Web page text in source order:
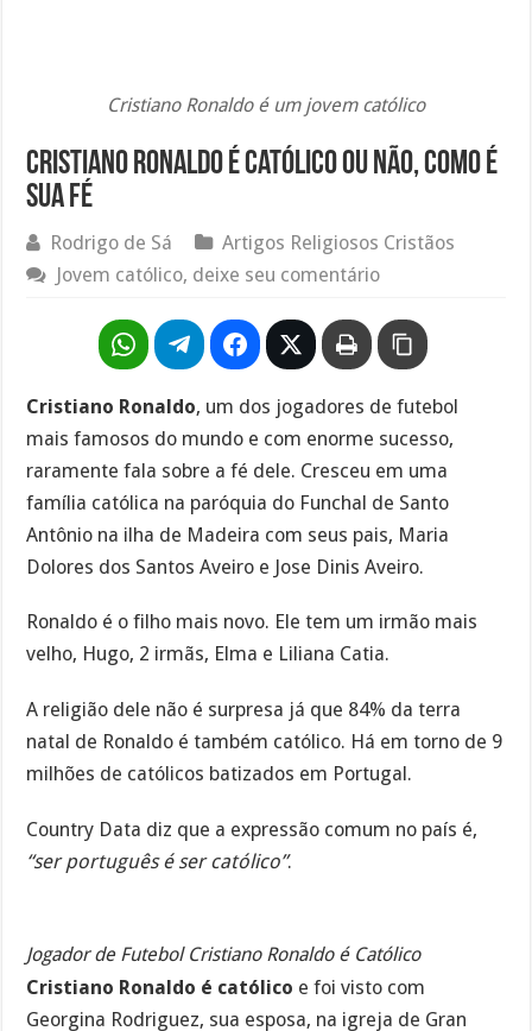
Cristiano Ronaldo é um jovem católico
Cristiano Ronaldo é católico ou não, como é
sua fé
Rodrigo de Sá
Artigos Religiosos Cristãos
Jovem católico, deixe seu comentário
Cristiano Ronaldo, um dos jogadores de futebol
mais famosos do mundo e com enorme sucesso,
raramente fala sobre a fé dele. Cresceu em uma
família católica na paróquia do Funchal de Santo
Antônio na ilha de Madeira com seus pais, Maria
Dolores dos Santos Aveiro e Jose Dinis Aveiro.
Ronaldo é o filho mais novo. Ele tem um irmão mais
velho, Hugo, 2 irmãs, Elma e Liliana Catia.
A religião dele não é surpresa já que 84% da terra
natal de Ronaldo é também católico. Há em torno de 9
milhões de católicos batizados em Portugal.
Country Data diz que a expressão comum no país é,
“ser português é ser católico”.
Jogador de Futebol Cristiano Ronaldo é Católico
Cristiano Ronaldo é católico e foi visto com
Georgina Rodriguez, sua esposa, na igreja de Gran